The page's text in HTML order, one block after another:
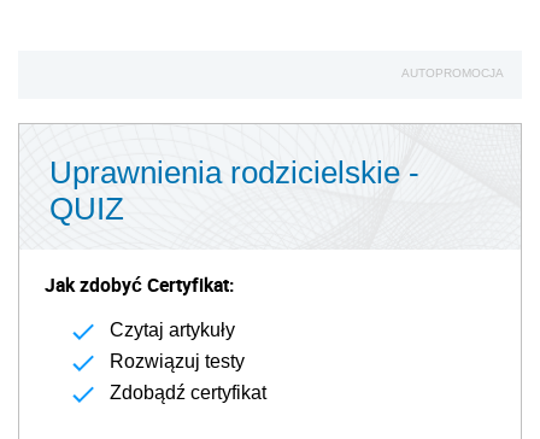
AUTOPROMOCJA
Uprawnienia rodzicielskie -
QUIZ
Jak zdobyć Certyfikat:
Czytaj artykuły
Rozwiązuj testy
Zdobądź certyfikat